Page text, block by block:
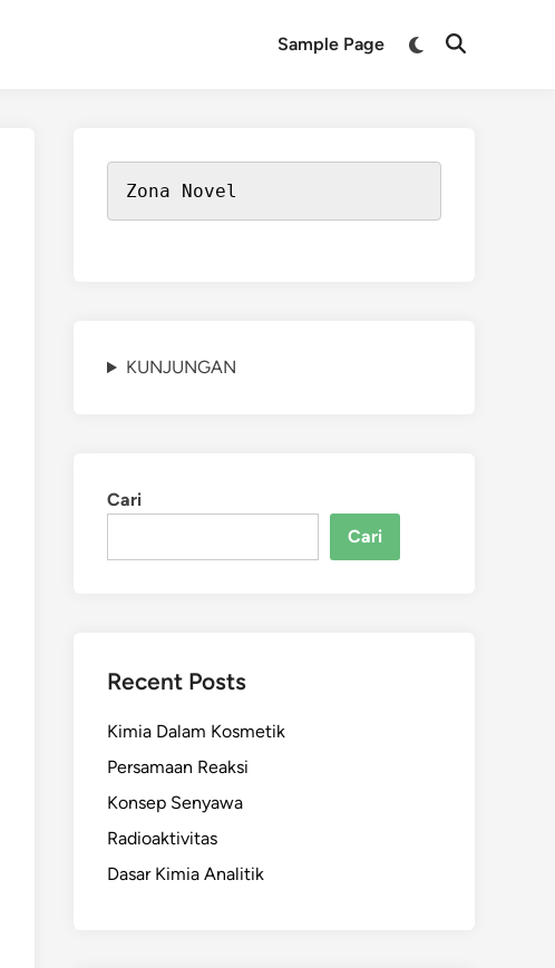
Sample Page
Switch
Open
Zona Novel
KUNJUNGAN
Cari
Cari
Recent Posts
Kimia Dalam Kosmetik
Persamaan Reaksi
Konsep Senyawa
Radioaktivitas
Dasar Kimia Analitik